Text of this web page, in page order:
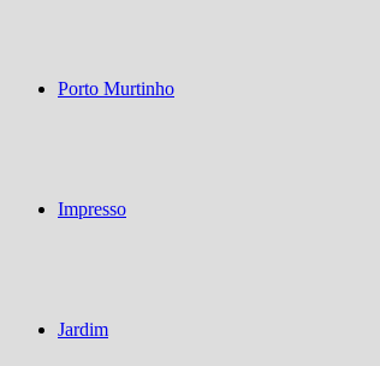
Porto Murtinho
Impresso
Jardim